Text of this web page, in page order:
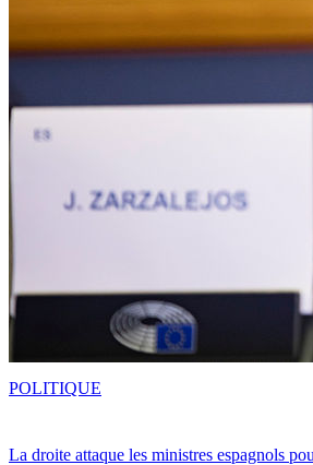
La droite attaque les ministres espagnols
POLITIQUE